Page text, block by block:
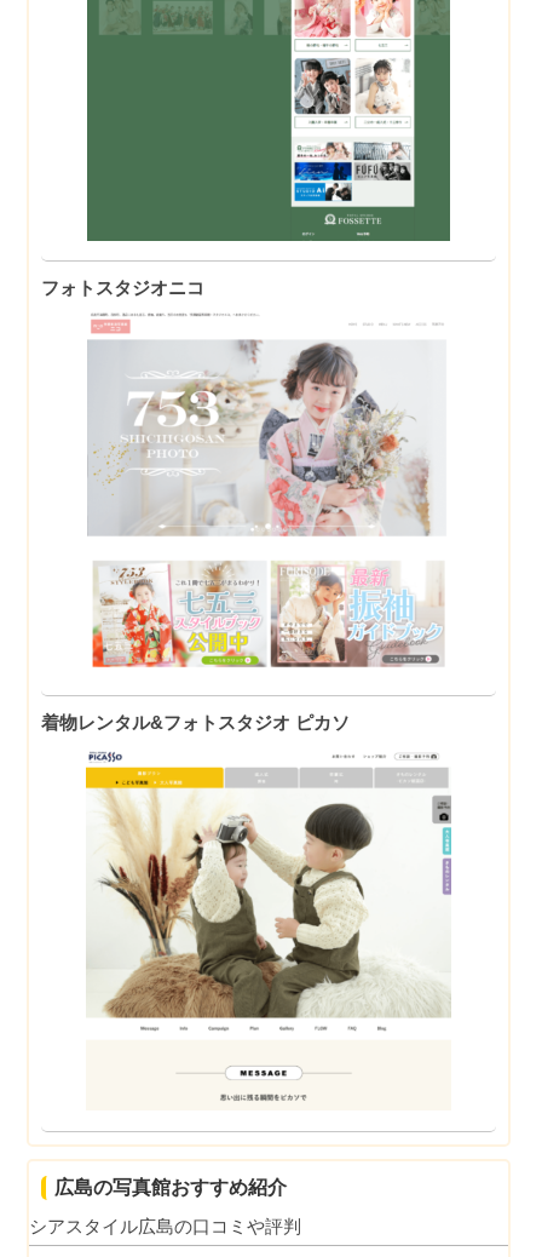
フォトスタジオニコ
着物レンタル&フォトスタジオ ピカソ
広島の写真館おすすめ紹介
シアスタイル広島の口コミや評判